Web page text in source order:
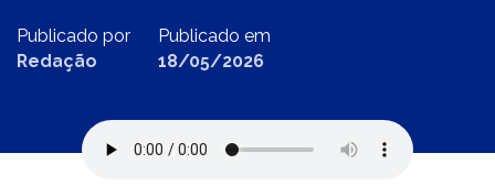
Publicado por
Redação
Publicado em
18/05/2026